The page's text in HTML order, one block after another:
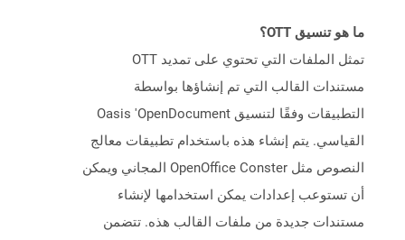
ما هو تنسيق OTT؟
تمثل الملفات التي تحتوي على تمديد OTT
مستندات القالب التي تم إنشاؤها بواسطة
التطبيقات وفقًا لتنسيق Oasis 'OpenDocument
القياسي. يتم إنشاء هذه باستخدام تطبيقات معالج
النصوص مثل OpenOffice Conster المجاني ويمكن
أن تستوعب إعدادات يمكن استخدامها لإنشاء
مستندات جديدة من ملفات القالب هذه. تتضمن